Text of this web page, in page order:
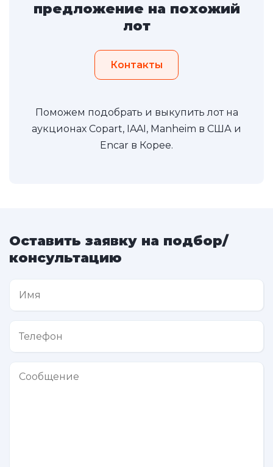
предложение на похожий
лот
Контакты
Поможем подобрать и выкупить лот на
аукционах Copart, IAAI, Manheim в США и
Encar в Корее.
Оставить заявку на подбор/
консультацию